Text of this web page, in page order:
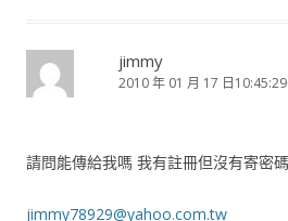
jimmy
2010 年 01 月 17 日10:45:29
請問能傳給我嗎 我有註冊但沒有寄密
jimmy78929@yahoo.com.tw